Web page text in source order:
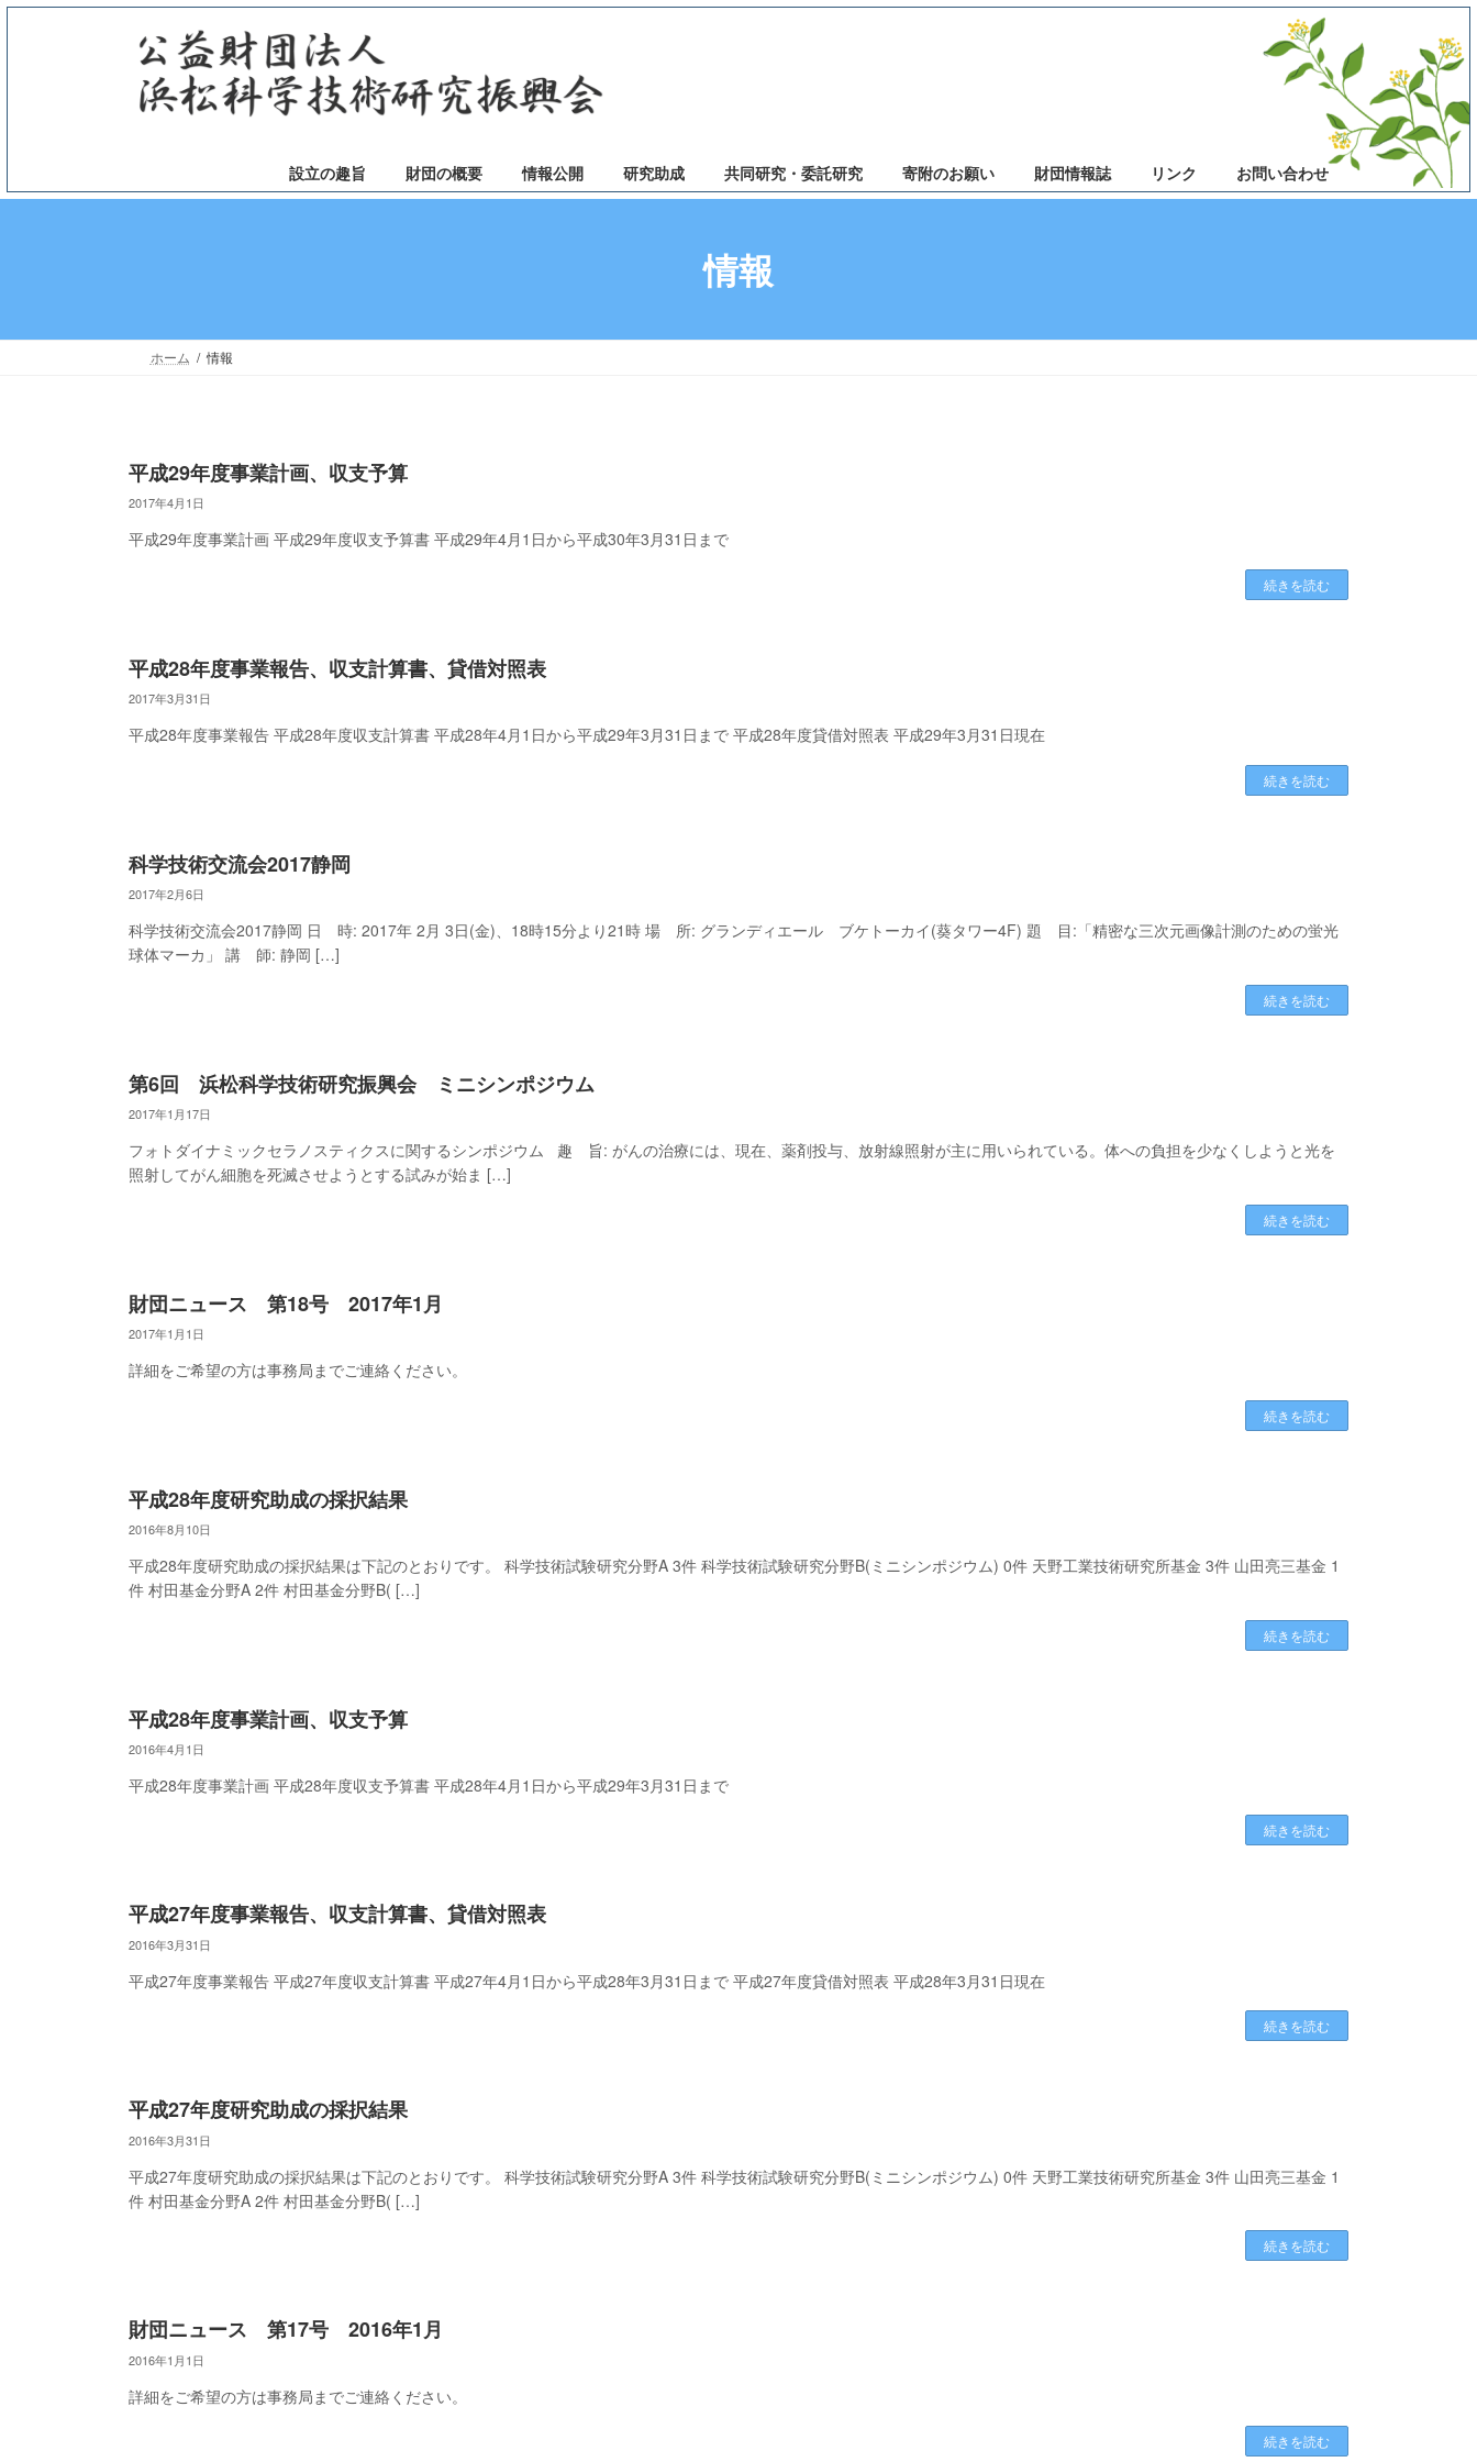
コ
キ
ナ
に
設立の趣旨 財団の概要 情報公開 研究助成 共同研究・委託研究 寄附のお願い 財団情報誌 リンク お問い合わせ
情報
ホーム 情報
平成29年度事業計画、収支予算
2017年4月1日
平成29年度事業計画 平成29年度収支予算書 平成29年4月1日から平成30年3月31日まで
続きを読む
平成28年度事業報告、収支計算書、貸借対照表
2017年3月31日
平成28年度事業報告 平成28年度収支計算書 平成28年4月1日から平成29年3月31日まで 平成28年度貸借対照表 平成29年3月31日現在
続きを読む
科学技術交流会2017静岡
2017年2月6日
科学技術交流会2017静岡 日 時: 2017年 2月 3日(金)、18時15分より21時 場 所: グランディエール ブケトーカイ(葵タワー4F) 題 目:「精密な三次元画像計測のための蛍光
球体マーカ」 講 師: 静岡 […]
続きを読む
第6回 浜松科学技術研究振興会 ミニシンポジウム
2017年1月17日
フォトダイナミックセラノスティクスに関するシンポジウム 趣 旨: がんの治療には、現在、薬剤投与、放射線照射が主に用いられている。体への負担を少なくしようと光を
照射してがん細胞を死滅させようとする試みが始ま […]
続きを読む
財団ニュース 第18号 2017年1月
2017年1月1日
詳細をご希望の方は事務局までご連絡ください。
続きを読む
平成28年度研究助成の採択結果
2016年8月10日
平成28年度研究助成の採択結果は下記のとおりです。 科学技術試験研究分野A 3件 科学技術試験研究分野B(ミニシンポジウム) 0件 天野工業技術研究所基金 3件 山田亮三基金 1
件 村田基金分野A 2件 村田基金分野B( […]
続きを読む
平成28年度事業計画、収支予算
2016年4月1日
平成28年度事業計画 平成28年度収支予算書 平成28年4月1日から平成29年3月31日まで
続きを読む
平成27年度事業報告、収支計算書、貸借対照表
2016年3月31日
平成27年度事業報告 平成27年度収支計算書 平成27年4月1日から平成28年3月31日まで 平成27年度貸借対照表 平成28年3月31日現在
続きを読む
平成27年度研究助成の採択結果
2016年3月31日
平成27年度研究助成の採択結果は下記のとおりです。 科学技術試験研究分野A 3件 科学技術試験研究分野B(ミニシンポジウム) 0件 天野工業技術研究所基金 3件 山田亮三基金 1
件 村田基金分野A 2件 村田基金分野B( […]
続きを読む
財団ニュース 第17号 2016年1月
2016年1月1日
詳細をご希望の方は事務局までご連絡ください。
続きを読む